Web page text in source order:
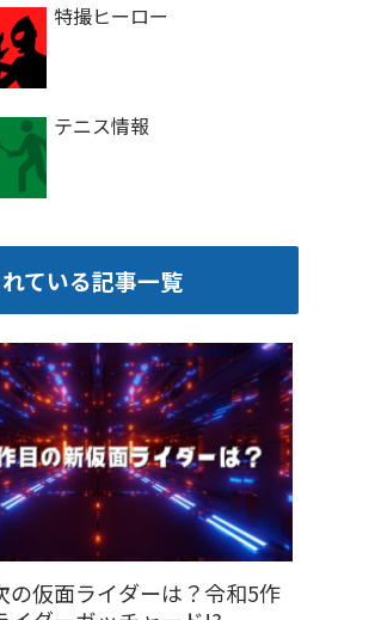
特撮ヒーロー
テニス情報
ている記事一覧
の仮面ライダーは？令和5作